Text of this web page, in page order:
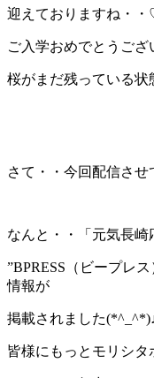
迎えておりますね・
ご入学おめでとうござ
桜がまだ残っている状
さて・・今回配信させ
なんと・・「元気長崎
”BPRESS（ビープレ
情報が
掲載されました
皆様にもっとモリシタ